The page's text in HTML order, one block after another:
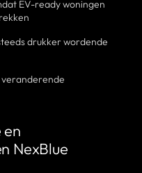
EV-ready woningen
drukker wordende
NexBlue